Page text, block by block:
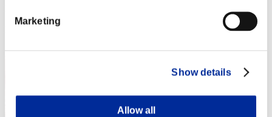
Marketing
Show details
Allow all